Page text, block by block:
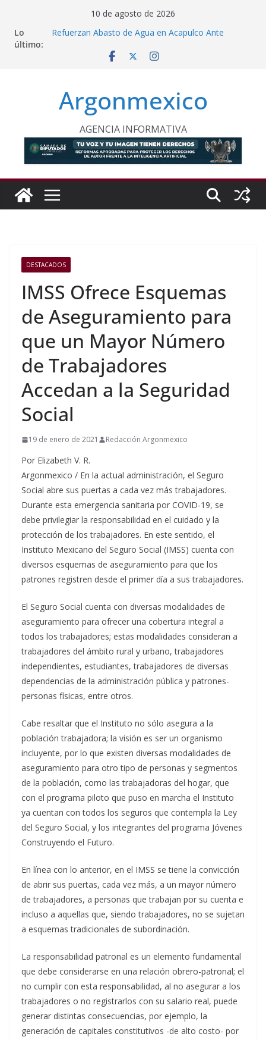
contenido
10 de agosto de 2026
Lo
último:
Refuerzan Abasto de Agua en Acapulco Ante
Morelos Recibe Copa Panamericana de Voleibol
Inaugura Clara Brugada Utopía “Elena Poniatowska
Amor” en Coyoacán
Desde Puebla, Sheinbaum Impulsa Reforestación
Permanente en México
Argonmexico
AGENCIA INFORMATIVA
DESTACADOS
IMSS Ofrece Esquemas
de Aseguramiento para
que un Mayor Número
de Trabajadores
Accedan a la Seguridad
Social
19 de enero de 2021 Redacción Argonmexico
Por Elizabeth V. R.
Argonmexico / En la actual administración, el Seguro
Social abre sus puertas a cada vez más trabajadores.
Durante esta emergencia sanitaria por COVID-19, se
debe privilegiar la responsabilidad en el cuidado y la
protección de los trabajadores. En este sentido, el
Instituto Mexicano del Seguro Social (IMSS) cuenta con
diversos esquemas de aseguramiento para que los
patrones registren desde el primer día a sus trabajadores.
El Seguro Social cuenta con diversas modalidades de
aseguramiento para ofrecer una cobertura integral a
todos los trabajadores; estas modalidades consideran a
trabajadores del ámbito rural y urbano, trabajadores
independientes, estudiantes, trabajadores de diversas
dependencias de la administración pública y patrones-
personas físicas, entre otros.
Cabe resaltar que el Instituto no sólo asegura a la
población trabajadora; la visión es ser un organismo
incluyente, por lo que existen diversas modalidades de
aseguramiento para otro tipo de personas y segmentos
de la población, como las trabajadoras del hogar, que
con el programa piloto que puso en marcha el Instituto
ya cuentan con todos los seguros que contempla la Ley
del Seguro Social, y los integrantes del programa Jóvenes
Construyendo el Futuro.
En línea con lo anterior, en el IMSS se tiene la convicción
de abrir sus puertas, cada vez más, a un mayor número
de trabajadores, a personas que trabajan por su cuenta e
incluso a aquellas que, siendo trabajadores, no se sujetan
a esquemas tradicionales de subordinación.
La responsabilidad patronal es un elemento fundamental
que debe considerarse en una relación obrero-patronal; el
no cumplir con esta responsabilidad, al no asegurar a los
trabajadores o no registrarlos con su salario real, puede
generar distintas consecuencias, por ejemplo, la
generación de capitales constitutivos -de alto costo- por